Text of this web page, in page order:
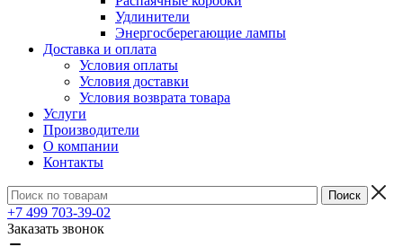
Удлинители
Энергосберегающие лампы
Доставка и оплата
Условия оплаты
Условия доставки
Условия возврата товара
Услуги
Производители
О компании
Контакты
+7 499 703-39-02
Заказать звонок